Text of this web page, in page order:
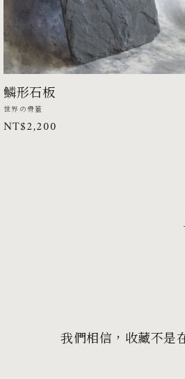
鱗形石板
廠
商：
世界の骨董
定
NT$2,200
我們相信，收藏不是